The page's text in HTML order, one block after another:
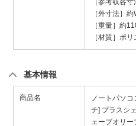
［参考収容
［外寸法］
［重量］約
［材質］ポ
基本情報
商品名
ノートパソ
チ] プラスシ
ェーブオリ